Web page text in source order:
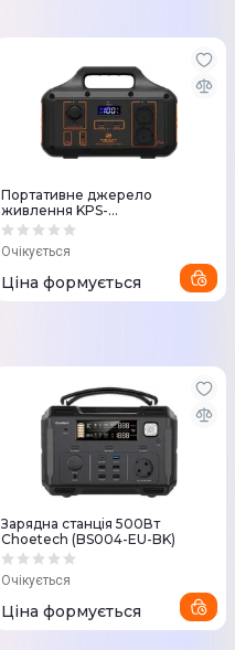
Портативне джерело
живлення KPS-
1200PX(PGH1000P-S) Kraft
Очікується
Ціна формується
Зарядна станція 500Вт
Choetech (BS004-EU-BK)
Очікується
Ціна формується